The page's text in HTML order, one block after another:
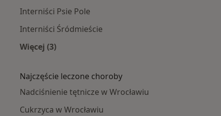
Interniści Psie Pole
Interniści Śródmieście
Więcej (3)
Najczęście leczone choroby
Nadciśnienie tętnicze w Wrocławiu
Cukrzyca w Wrocławiu